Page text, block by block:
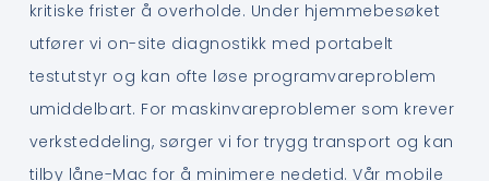
kritiske frister å overholde. Under hjemmebesøket
utfører vi on-site diagnostikk med portabelt
testutstyr og kan ofte løse programvareproblem
umiddelbart. For maskinvareproblemer som krever
verksteddeling, sørger vi for trygg transport og kan
tilby låne-Mac for å minimere nedetid. Vår mobile